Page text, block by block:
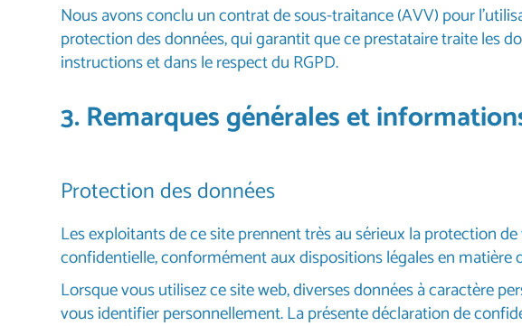
Nous avons conclu un contrat de sous-traitance (AVV) pour
protection des données, qui garantit que ce prestataire traite les
instructions et dans le respect du RGPD.
3. Remarques générales et
Protection des données
Les exploitants de ce site prennent très au sérieux la protection
confidentielle, conformément aux dispositions légales en
Lorsque vous utilisez ce site web, diverses données à caractère
vous identifier personnellement. La présente déclaration de